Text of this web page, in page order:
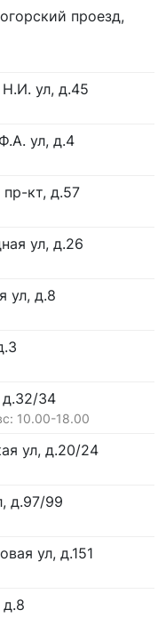
проезд,
ул, д.45
ул, д.4
пр-кт, д.57
ул, д.26
ул, д.8
д.32/34
10.00-18.00
ул, д.20/24
д.97/99
ул, д.151
д.8